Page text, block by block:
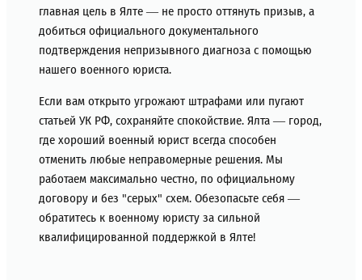
главная цель в Ялте — не просто оттянуть призыв, а
добиться официального документального
подтверждения непризывного диагноза с помощью
нашего военного юриста.
Если вам открыто угрожают штрафами или пугают
статьей УК РФ, сохраняйте спокойствие. Ялта — город,
где хороший военный юрист всегда способен
отменить любые неправомерные решения. Мы
работаем максимально честно, по официальному
договору и без "серых" схем. Обезопасьте себя —
обратитесь к военному юристу за сильной
квалифицированной поддержкой в Ялте!